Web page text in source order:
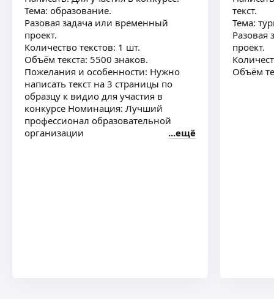
Тема: образование.
Разовая задача или временный
проект.
Количество текстов: 1 шт.
Объём текста: 5500 знаков.
Пожелания и особенности: Нужно
написать текст на 3 страницы по
образцу к видио для участия в
конкурсе Номинация: Лучший
профессионал образовательной
организации
ещё
текст.
Тема:
Разовая
проект.
Объём